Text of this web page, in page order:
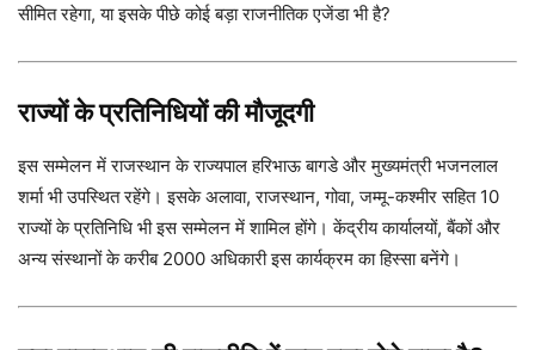
सीमित रहेगा, या इसके पीछे कोई बड़ा राजनीतिक एजेंडा भी है?
राज्यों के प्रतिनिधियों की मौजूदगी
इस सम्मेलन में राजस्थान के राज्यपाल हरिभाऊ बागडे और मुख्यमंत्री भजनलाल
शर्मा भी उपस्थित रहेंगे। इसके अलावा, राजस्थान, गोवा, जम्मू-कश्मीर सहित 10
राज्यों के प्रतिनिधि भी इस सम्मेलन में शामिल होंगे। केंद्रीय कार्यालयों, बैंकों और
अन्य संस्थानों के करीब 2000 अधिकारी इस कार्यक्रम का हिस्सा बनेंगे।